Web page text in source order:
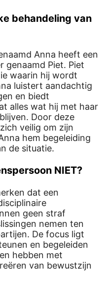
behandeling van
Anna heeft een
genaamd Piet. Piet
waarin hij wordt
luistert aandachtig
en biedt
alles wat hij met haar
Door deze
veilig om zijn
hem begeleiding
de situatie.
NIET?
dat een
geen straf
nemen ten
De focus ligt
en begeleiden
hebben met
van bewustzijn